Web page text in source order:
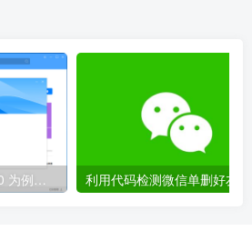
华为官方教程：以 P40 为例，鸿蒙 OS 2.0 Beta 版本回退到 EMUI 11 稳定版